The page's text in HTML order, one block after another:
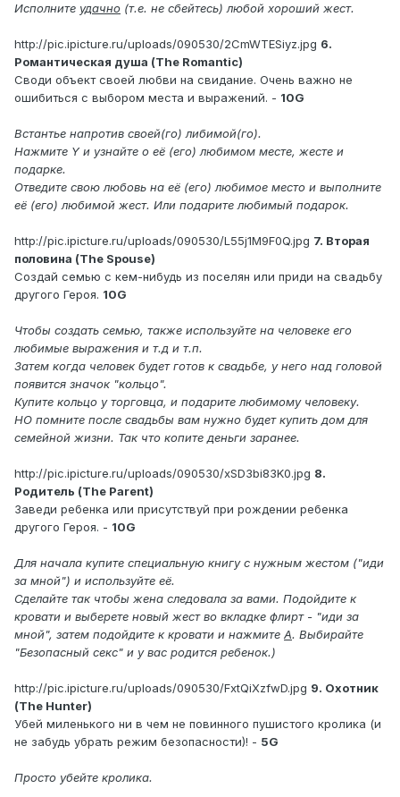
Исполните удачно (т.е. не сбейтесь) любой хороший жест.
http://pic.ipicture.ru/uploads/090530/2CmWTESiyz.jpg 6.
Романтическая душа (The Romantic)
Своди объект своей любви на свидание. Очень важно не
ошибиться с выбором места и выражений. - 10G
Встантье напротив своей(го) либимой(го).
Нажмите Y и узнайте о её (его) любимом месте, жесте и
подарке.
Отведите свою любовь на её (его) любимое место и выполните
её (его) любимой жест. Или подарите любимый подарок.
http://pic.ipicture.ru/uploads/090530/L55j1M9F0Q.jpg 7. Вторая
половина (The Spouse)
Создай семью с кем-нибудь из поселян или приди на свадьбу
другого Героя. 10G
Чтобы создать семью, также используйте на человеке его
любимые выражения и т.д и т.п.
Затем когда человек будет готов к свадьбе, у него над головой
появится значок "кольцо".
Купите кольцо у торговца, и подарите любимому человеку.
НО помните после свадьбы вам нужно будет купить дом для
семейной жизни. Так что копите деньги заранее.
http://pic.ipicture.ru/uploads/090530/xSD3bi83K0.jpg 8.
Родитель (The Parent)
Заведи ребенка или присутствуй при рождении ребенка
другого Героя. - 10G
Для начала купите специальную книгу с нужным жестом ("иди
за мной") и используйте её.
Сделайте так чтобы жена следовала за вами. Подойдите к
кровати и выберете новый жест во вкладке флирт - "иди за
мной", затем подойдите к кровати и нажмите А. Выбирайте
"Безопасный секс" и у вас родится ребенок.)
http://pic.ipicture.ru/uploads/090530/FxtQiXzfwD.jpg 9. Охотник
(The Hunter)
Убей миленького ни в чем не повинного пушистого кролика (и
не забудь убрать режим безопасности)! - 5G
Просто убейте кролика.